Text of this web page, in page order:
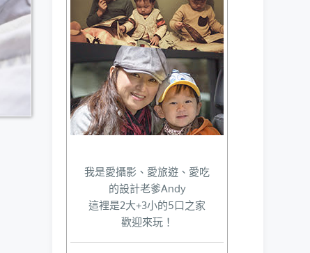
我是愛攝影、愛旅遊、愛吃
的設計老爹Andy
這裡是2大+3小的5口之家
歡迎來玩！